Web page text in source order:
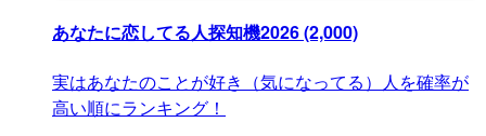
あなたに恋してる人探知機2026(2,000)
実はあなたのことが好き（気になってる）人を確率が
高い順にランキング！